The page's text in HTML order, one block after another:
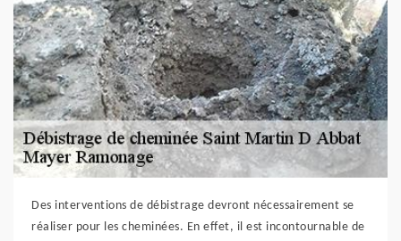
Des interventions de débistrage devront nécessairement se
réaliser pour les cheminées. En effet, il est incontournable de